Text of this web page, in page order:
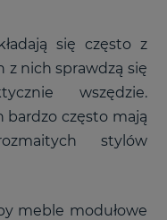
się często z
z nich sprawdzą się
wszędzie.
bardzo często mają
stylów
meble modułowe